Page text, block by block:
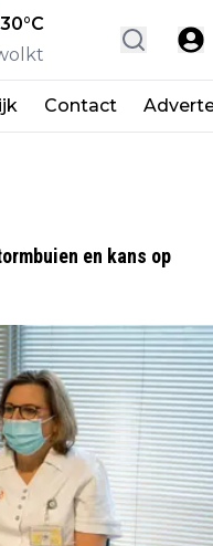
30°C
Contact
en kans op